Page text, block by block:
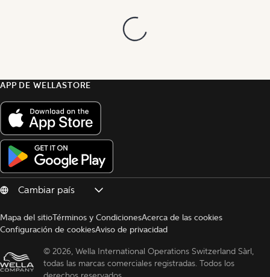
APP DE WELLASTORE
Mapa del sitioTérminos y CondicionesAcerca de las cookies
Configuración de cookiesAviso de privacidad
© 2026, Wella International Operations Switzerland Sàrl,
todas las marcas comerciales registradas. Todos los